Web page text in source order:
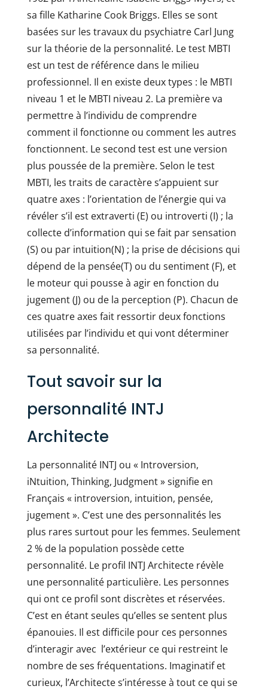
sa fille Katharine Cook Briggs. Elles se sont
basées sur les travaux du psychiatre Carl Jung
sur la théorie de la personnalité. Le test MBTI
est un test de référence dans le milieu
professionnel. Il en existe deux types : le MBTI
niveau 1 et le MBTI niveau 2. La première va
permettre à l’individu de comprendre
comment il fonctionne ou comment les autres
fonctionnent. Le second test est une version
plus poussée de la première. Selon le test
MBTI, les traits de caractère s’appuient sur
quatre axes : l’orientation de l’énergie qui va
révéler s’il est extraverti (E) ou introverti (I) ; la
collecte d’information qui se fait par sensation
(S) ou par intuition(N) ; la prise de décisions qui
dépend de la pensée(T) ou du sentiment (F), et
le moteur qui pousse à agir en fonction du
jugement (J) ou de la perception (P). Chacun de
ces quatre axes fait ressortir deux fonctions
utilisées par l’individu et qui vont déterminer
sa personnalité.
Tout savoir sur la
personnalité INTJ
Architecte
La personnalité INTJ ou « Introversion,
iNtuition, Thinking, Judgment » signifie en
Français « introversion, intuition, pensée,
jugement ». C’est une des personnalités les
plus rares surtout pour les femmes. Seulement
2 % de la population possède cette
personnalité. Le profil INTJ Architecte révèle
une personnalité particulière. Les personnes
qui ont ce profil sont discrètes et réservées.
C’est en étant seules qu’elles se sentent plus
épanouies. Il est difficile pour ces personnes
d’interagir avec l’extérieur ce qui restreint le
nombre de ses fréquentations. Imaginatif et
curieux, l’Architecte s’intéresse à tout ce qui se